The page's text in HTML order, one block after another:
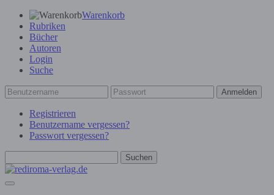
Warenkorb
Rubriken
Bücher
Autoren
Login
Suche
Anmelden
Registrieren
Benutzername vergessen?
Passwort vergessen?
Suchen